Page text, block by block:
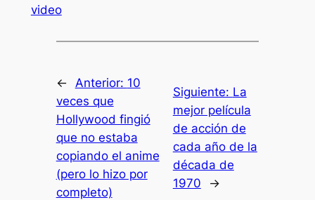
video
← Anterior: 10
veces que
Hollywood fingió
que no estaba
copiando el anime
(pero lo hizo por
completo)
Siguiente: La
mejor película
de acción de
cada año de la
década de
1970
→